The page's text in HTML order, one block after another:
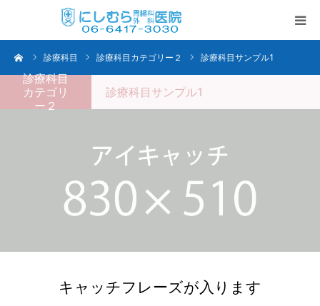
診療科目 診療科目カテゴリー２ 診療科目サンプル1
診療科目
カテゴリ
ー２
診療科目サンプル1
キャッチフレーズが入ります
TOP
当院の特徴
日帰り手術